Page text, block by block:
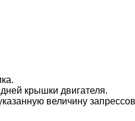
крышки двигателя.
величину